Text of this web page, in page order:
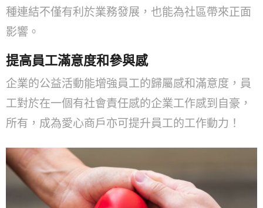
種連結不僅有利於業務發展，也能為社區帶來正面
影響。
提高員工滿意度和參與感
企業的公益活動能增強員工的歸屬感和滿意度，員
工對於在一個有社會責任感的企業工作感到自豪，
所有，成為愛心商戶亦可提升員工的工作動力！